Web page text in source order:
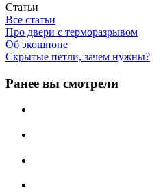
Статьи
Все статьи
Про двери с терморазрывом
Об экошпоне
Скрытые петли, зачем нужны?
Ранее вы смотрели